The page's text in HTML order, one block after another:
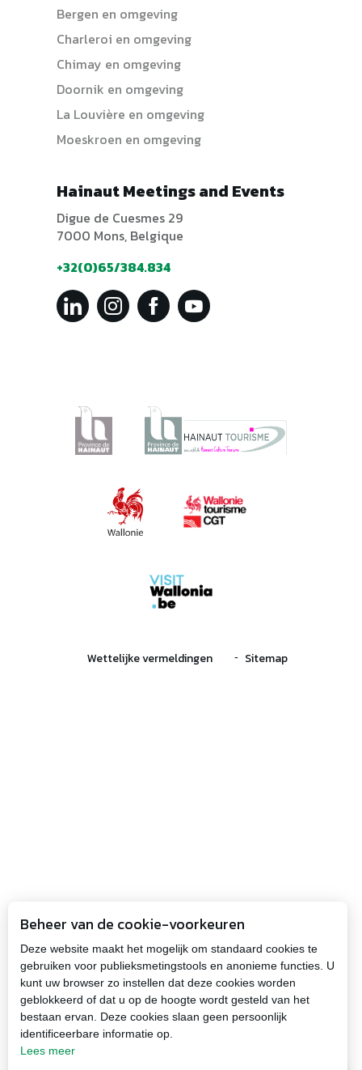
Bergen en omgeving
Charleroi en omgeving
Chimay en omgeving
Doornik en omgeving
La Louvière en omgeving
Moeskroen en omgeving
Hainaut Meetings and Events
Digue de Cuesmes 29
7000 Mons, Belgique
+32(0)65/384.834
Wettelijke vermeldingen Sitemap
Beheer van de cookie-voorkeuren
Deze website maakt het mogelijk om standaard cookies te
gebruiken voor publieksmetingstools en anonieme functies. U
kunt uw browser zo instellen dat deze cookies worden
geblokkeerd of dat u op de hoogte wordt gesteld van het
bestaan ervan. Deze cookies slaan geen persoonlijk
identificeerbare informatie op.
Lees meer